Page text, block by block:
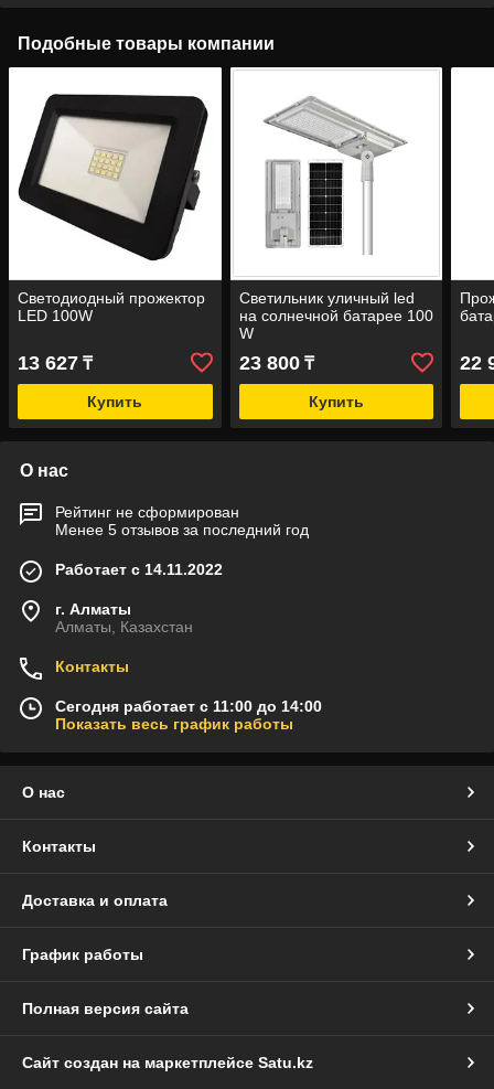
Подобные товары компании
Светодиодный прожектор
LED 100W
13 627 ₸
Купить
Светильник уличный led
на солнечной батарее 100
W
23 800₸
Купить
22
О нас
Рейтинг не сформирован
Менее 5 отзывов за последний год
Работает с 14.11.2022
г. Алматы
Алматы, Казахстан
Контакты
Сегодня работает с 11:00 до 14:00
Показать весь график работы
О нас
Контакты
Доставка и оплата
График работы
Полная версия сайта
Сайт создан на маркетплейсе Satu.kz